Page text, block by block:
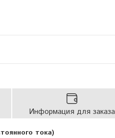
Информация для заказа
тока)